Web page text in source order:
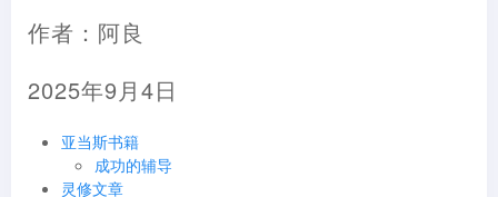
作者：阿良
2025年9月4日
亚当斯书籍
成功的辅导
灵修文章